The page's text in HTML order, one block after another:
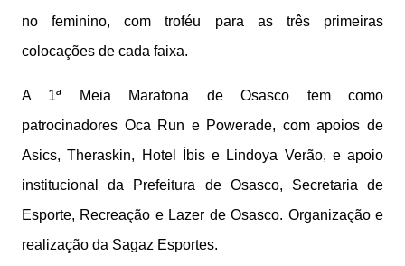
no feminino, com troféu para as três primeiras
colocações de cada faixa.
A 1ª Meia Maratona de Osasco tem como
patrocinadores Oca Run e Powerade, com apoios de
Asics, Theraskin, Hotel Íbis e Lindoya Verão, e apoio
institucional da Prefeitura de Osasco, Secretaria de
Esporte, Recreação e Lazer de Osasco. Organização e
realização da Sagaz Esportes.